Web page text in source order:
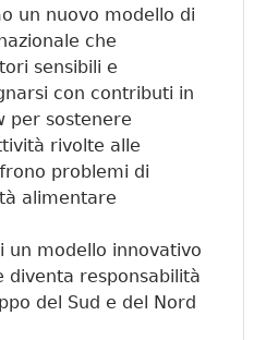
un nuovo modello di
che
sensibili e
con contributi in
per sostenere
rivolte alle
problemi di
alimentare
un modello innovativo
diventa responsabilità
del Sud e del Nord